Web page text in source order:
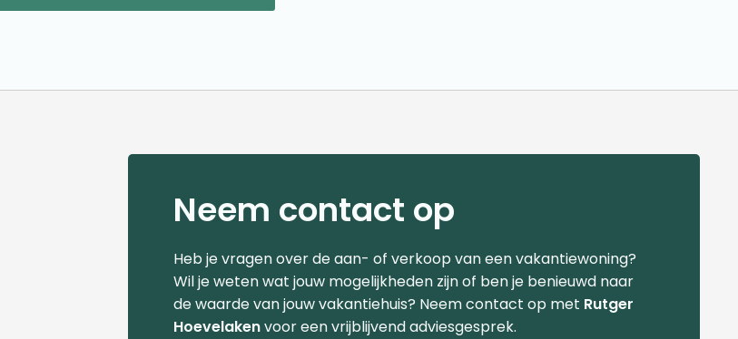
Neem contact op
Heb je vragen over de aan- of verkoop van een vakantiewoning?
Wil je weten wat jouw mogelijkheden zijn of ben je benieuwd naar
de waarde van jouw vakantiehuis? Neem contact op met Rutger
Hoevelakenvoor een vrijblijvend adviesgesprek.